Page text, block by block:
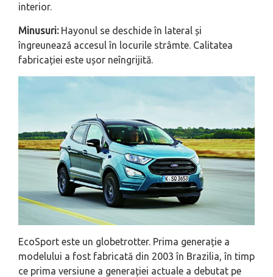
interior.
Minusuri: Hayonul se deschide în lateral și
îngreunează accesul în locurile strâmte. Calitatea
fabricației este ușor neîngrijită.
EcoSport este un globetrotter. Prima generație a
modelului a fost fabricată din 2003 în Brazilia, în timp
ce prima versiune a generației actuale a debutat pe